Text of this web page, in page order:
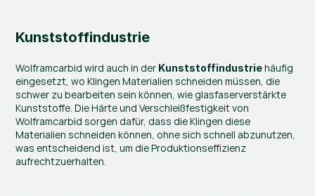
Kunststoffindustrie
Wolframcarbid wird auch in der Kunststoffindustrie häufig
eingesetzt, wo Klingen Materialien schneiden müssen, die
schwer zu bearbeiten sein können, wie glasfaserverstärkte
Kunststoffe. Die Härte und Verschleißfestigkeit von
Wolframcarbid sorgen dafür, dass die Klingen diese
Materialien schneiden können, ohne sich schnell abzunutzen,
was entscheidend ist, um die Produktionseffizienz
aufrechtzuerhalten.